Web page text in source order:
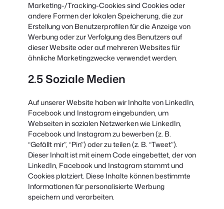
Marketing-/Tracking-Cookies sind Cookies oder
andere Formen der lokalen Speicherung, die zur
Erstellung von Benutzerprofilen für die Anzeige von
Werbung oder zur Verfolgung des Benutzers auf
dieser Website oder auf mehreren Websites für
ähnliche Marketingzwecke verwendet werden.
2.5 Soziale Medien
Auf unserer Website haben wir Inhalte von LinkedIn,
Facebook und Instagram eingebunden, um
Webseiten in sozialen Netzwerken wie LinkedIn,
Facebook und Instagram zu bewerben (z. B.
“Gefällt mir”, “Pin”) oder zu teilen (z. B. “Tweet”).
Dieser Inhalt ist mit einem Code eingebettet, der von
LinkedIn, Facebook und Instagram stammt und
Cookies platziert. Diese Inhalte können bestimmte
Informationen für personalisierte Werbung
speichern und verarbeiten.